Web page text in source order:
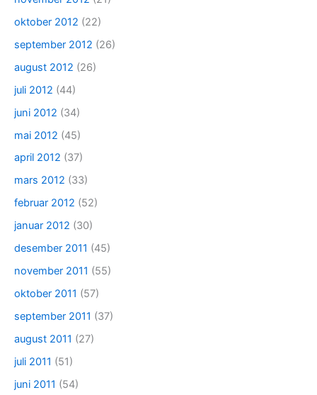
oktober 2012 (22)
september 2012 (26)
august 2012 (26)
juli 2012 (44)
juni 2012 (34)
mai 2012 (45)
april 2012 (37)
mars 2012 (33)
februar 2012 (52)
januar 2012 (30)
desember 2011 (45)
november 2011 (55)
oktober 2011 (57)
september 2011 (37)
august 2011 (27)
juli 2011 (51)
juni 2011 (54)